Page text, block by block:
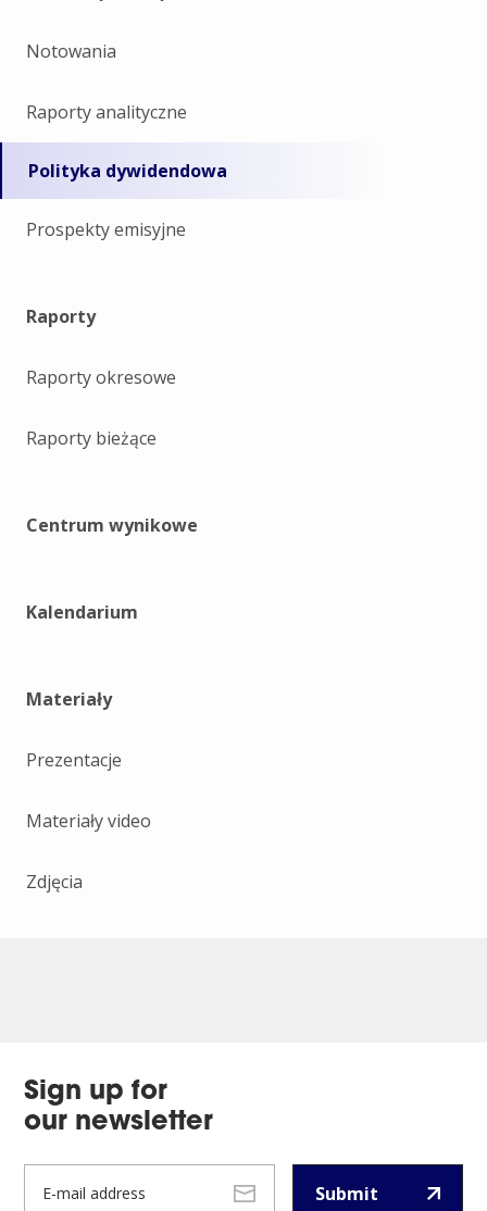
Notowania
Raporty analityczne
Polityka dywidendowa
Prospekty emisyjne
Raporty
Raporty okresowe
Raporty bieżące
Centrum wynikowe
Kalendarium
Materiały
Prezentacje
Materiały video
Zdjęcia
Sign up for
our newsletter
Submit